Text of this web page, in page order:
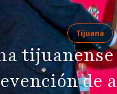
Tijuana
de